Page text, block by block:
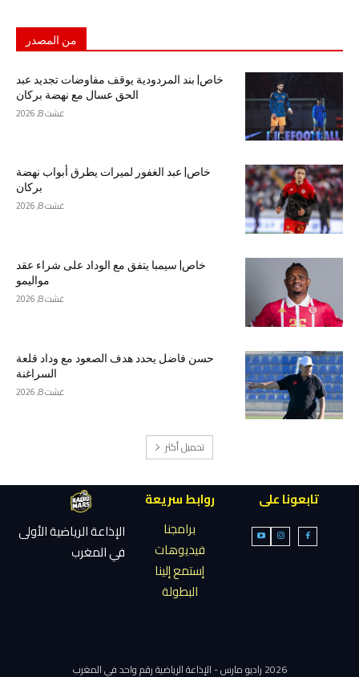
من المصدر
خاص| بند المردودية يوقف مفاوضات تجديد عبد
الحق عسال مع نهضة بركان
غشت 8, 2026
خاص| عبد الغفور لميرات يطرق أبواب نهضة
بركان
غشت 8, 2026
خاص| سيمبا يتفق مع الوداد على شراء عقد
مواليمو
غشت 8, 2026
حسن فاضل يحدد هدف الصعود مع وداد قلعة
السراغنة
غشت 8, 2026
تحميل أكثر
تابعونا على
روابط سريعة
برامجنا
فيديوهات
إستمع إلينا
البطولة
الإذاعة الرياضية الأولى
في المغرب
2026 راديو مارس - الإذاعة الرياضية رقم واحد في المغرب